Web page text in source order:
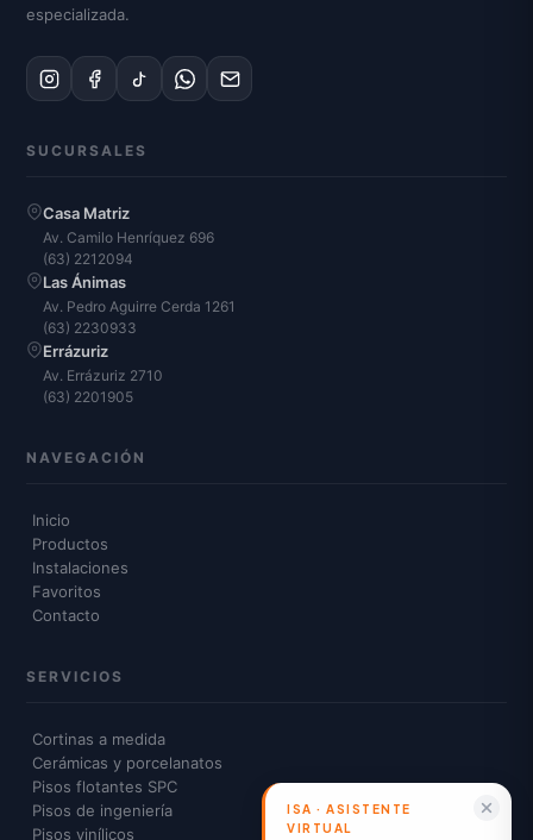
especializada.
SUCURSALES
Casa Matriz
Av. Camilo Henríquez 696
(63) 2212094
Las Ánimas
Av. Pedro Aguirre Cerda 1261
(63) 2230933
Errázuriz
Av. Errázuriz 2710
(63) 2201905
NAVEGACIÓN
Inicio
Productos
Instalaciones
Favoritos
Contacto
SERVICIOS
Cortinas a medida
Cerámicas y porcelanatos
Pisos flotantes SPC
Pisos de ingeniería
Pisos vinílicos